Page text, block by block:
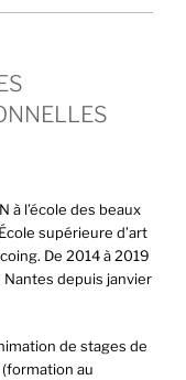
à l’école des beaux
supérieure d’art
De 2014 à 2019
Nantes depuis janvier
de stages de
au